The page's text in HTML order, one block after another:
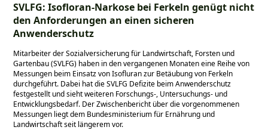
SVLFG: Isofloran-Narkose bei Ferkeln genügt nicht
den Anforderungen an einen sicheren
Anwenderschutz
Mitarbeiter der Sozialversicherung für Landwirtschaft, Forsten und
Gartenbau (SVLFG) haben in den vergangenen Monaten eine Reihe von
Messungen beim Einsatz von Isofluran zur Betäubung von Ferkeln
durchgeführt. Dabei hat die SVLFG Defizite beim Anwenderschutz
festgestellt und sieht weiteren Forschungs-, Untersuchungs- und
Entwicklungsbedarf. Der Zwischenbericht über die vorgenommenen
Messungen liegt dem Bundesministerium für Ernährung und
Landwirtschaft seit längerem vor.